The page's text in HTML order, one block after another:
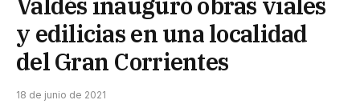
y edilicias en una localidad
del Gran Corrientes
18 de junio de 2021